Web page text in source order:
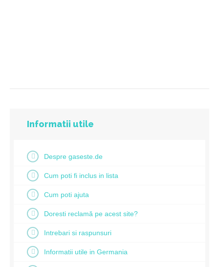
Informatii utile
Despre gaseste.de
Cum poti fi inclus in lista
Cum poti ajuta
Doresti reclamă pe acest site?
Intrebari si raspunsuri
Informatii utile in Germania